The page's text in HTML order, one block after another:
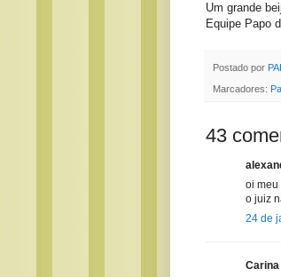
Um grande
Equipe Papo
Postado por
Marcadores:
43
oi meu
o juiz
24 de
Carina